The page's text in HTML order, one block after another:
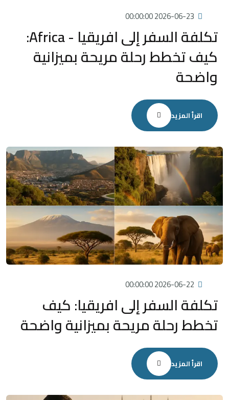
2026-06-23 00:00:00
تكلفة السفر إلى افريقيا - Africa:
كيف تخطط رحلة مريحة بميزانية
واضحة
اقرأ المزيد
2026-06-22 00:00:00
تكلفة السفر إلى افريقيا: كيف
تخطط رحلة مريحة بميزانية واضحة
اقرأ المزيد